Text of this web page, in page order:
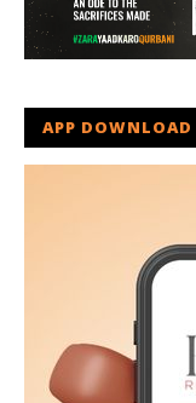
APP DOWNLOAD